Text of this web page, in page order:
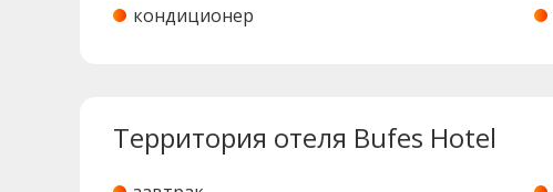
кондиционер
Территория отеля Bufes Hotel